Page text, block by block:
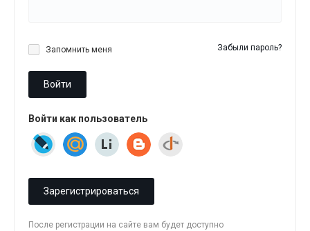
Запомнить меня Забыли пароль?
Войти
Войти как пользователь
Зарегистрироваться
После регистрации на сайте вам будет доступно